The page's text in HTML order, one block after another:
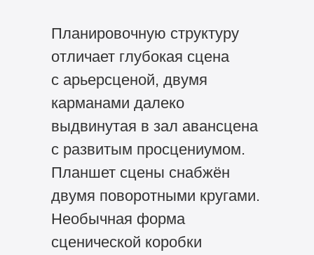
Планировочную структуру
отличает глубокая сцена
с арьерсценой, двумя
карманами далеко
выдвинутая в зал авансцена
с развитым просцениумом.
Планшет сцены снабжён
двумя поворотными кругами.
Необычная форма
сценической коробки